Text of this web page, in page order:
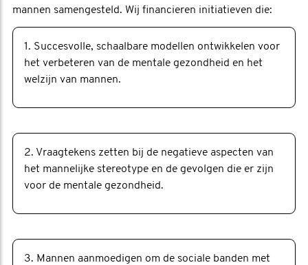
mannen samengesteld. Wij financieren initiatieven die:
1. Succesvolle, schaalbare modellen ontwikkelen voor
het verbeteren van de mentale gezondheid en het
welzijn van mannen.
2. Vraagtekens zetten bij de negatieve aspecten van
het mannelijke stereotype en de gevolgen die er zijn
voor de mentale gezondheid.
3. Mannen aanmoedigen om de sociale banden met